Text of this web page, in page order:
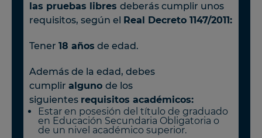
las pruebas libres deberás cumplir unos
requisitos, según el Real Decreto 1147/2011:
Tener 18 años de edad.
Además de la edad, debes
cumplir alguno de los
siguientes requisitos académicos:
Estar en posesión del título de graduado
en Educación Secundaria Obligatoria o
de un nivel académico superior.